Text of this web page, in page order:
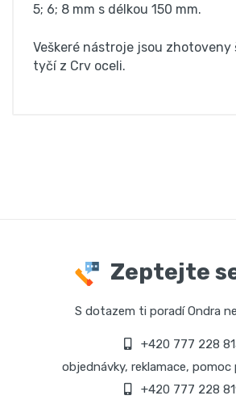
5; 6; 8 mm s délkou 150 mm.
Veškeré nástroje jsou
tyčí z Crv oceli.
Zeptejte
S dotazem ti poradí Ondra
+420 777 228
objednávky, reklamace,
+420 777 228